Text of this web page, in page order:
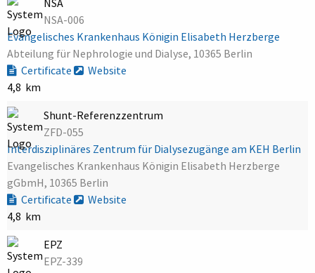
NSA-006
Evangelisches Krankenhaus Königin Elisabeth Herzberge
Abteilung für Nephrologie und Dialyse, 10365 Berlin
Certificate
Website
4,8 km
Shunt-Referenzzentrum
ZFD-055
Interdisziplinäres Zentrum für Dialysezugänge am KEH Berlin
Evangelisches Krankenhaus Königin Elisabeth Herzberge
gGbmH, 10365 Berlin
Certificate
Website
4,8 km
EPZ
EPZ-339